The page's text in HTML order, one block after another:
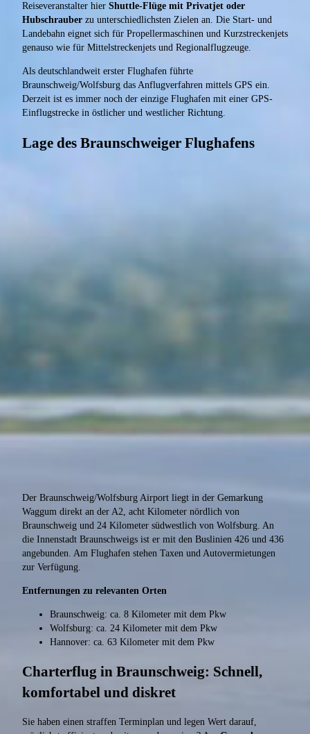
Reiseveranstalter hier Shuttle-Flüge mit Privatjet oder
Hubschrauber zu unterschiedlichsten Zielen an. Die Start- und
Landebahn eignet sich für Propellermaschinen und Kurzstreckenjets
genauso wie für Mittelstreckenjets und Regionalflugzeuge.
Als deutschlandweit erster Flughafen führte
Braunschweig/Wolfsburg das Anflugverfahren mittels GPS ein.
Derzeit ist es immer noch der einzige Flughafen mit einer GPS-
Einflugstrecke in östlicher und westlicher Richtung.
Lage des Braunschweiger Flughafens
Der Braunschweig/Wolfsburg Airport liegt in der Gemarkung
Waggum direkt an der A2, acht Kilometer nördlich von
Braunschweig und 24 Kilometer südwestlich von Wolfsburg. An
die Innenstadt Braunschweigs ist er mit den Buslinien 426 und 436
angebunden. Am Flughafen stehen Taxen und Autovermietungen
zur Verfügung.
Entfernungen zu relevanten Orten
Braunschweig: ca. 8 Kilometer mit dem Pkw
Wolfsburg: ca. 24 Kilometer mit dem Pkw
Hannover: ca. 63 Kilometer mit dem Pkw
Charterflug in Braunschweig: Schnell,
komfortabel und diskret
Sie haben einen straffen Terminplan und legen Wert darauf,